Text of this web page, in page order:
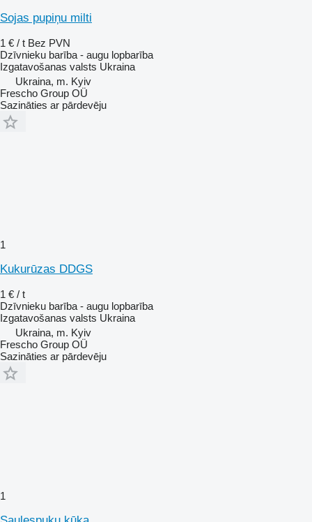
Sojas pupiņu milti
1 € / t Bez PVN
Dzīvnieku barība - augu lopbarība
Izgatavošanas valsts Ukraina
Ukraina, m. Kyiv
Frescho Group OÜ
Sazināties ar pārdevēju
1
Kukurūzas DDGS
1 € / t
Dzīvnieku barība - augu lopbarība
Izgatavošanas valsts Ukraina
Ukraina, m. Kyiv
Frescho Group OÜ
Sazināties ar pārdevēju
1